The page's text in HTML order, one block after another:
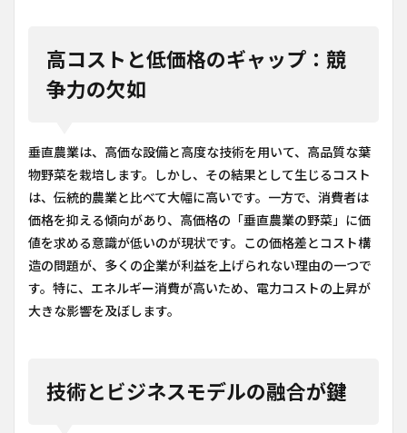
高コストと低価格のギャップ：競
争力の欠如
垂直農業は、高価な設備と高度な技術を用いて、高品質な葉
物野菜を栽培します。しかし、その結果として生じるコスト
は、伝統的農業と比べて大幅に高いです。一方で、消費者は
価格を抑える傾向があり、高価格の「垂直農業の野菜」に価
値を求める意識が低いのが現状です。この価格差とコスト構
造の問題が、多くの企業が利益を上げられない理由の一つで
す。特に、エネルギー消費が高いため、電力コストの上昇が
大きな影響を及ぼします。
技術とビジネスモデルの融合が鍵